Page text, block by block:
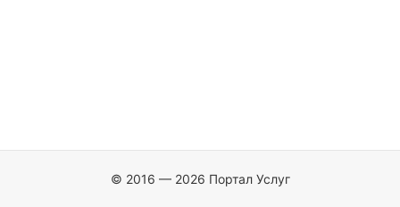
© 2016 — 2026 Портал Услуг